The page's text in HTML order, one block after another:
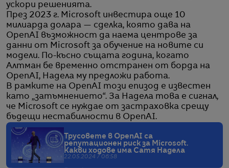
ускори решенията.
През 2023 г. Microsoft инвестира още 10
милиарда долара — сделка, която дава на
OpenAI възможност да наема центрове за
данни от Microsoft за обучение на новите си
модели. По-късно същата година, когато
Алтман бе временно отстранен от борда на
OpenAI, Надела му предложи работа.
В рамките на OpenAI този епизод е известен
като „затъмнението“. За Надела това е сигнал,
че Microsoft се нуждае от застраховка срещу
бъдещи нестабилности в OpenAI.
Трусовете в OpenAI са
репутационен риск за Microsoft.
Какви ходове има Сатя Надела
22.05.2024 / 06:58